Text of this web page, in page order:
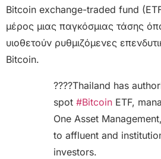
Bitcoin exchange-traded fund
μέρος μιας παγκόσμιας τάσης
υιοθετούν ρυθμιζόμενες
Bitcoin.
????Thailand has
spot #Bitcoin ETF,
One Asset
to affluent and
investors.